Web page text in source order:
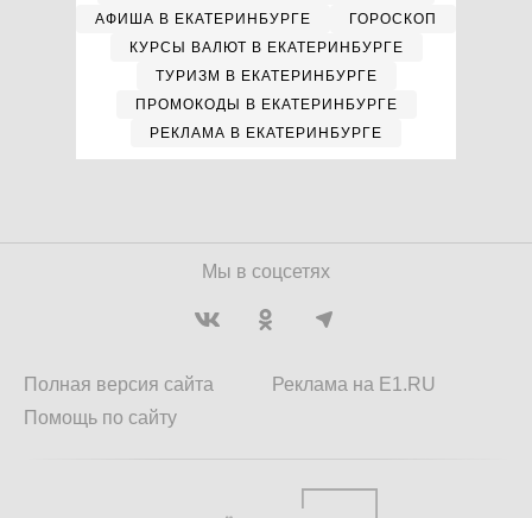
АФИША В ЕКАТЕРИНБУРГЕ
ГОРОСКОП
КУРСЫ ВАЛЮТ В ЕКАТЕРИНБУРГЕ
ТУРИЗМ В ЕКАТЕРИНБУРГЕ
ПРОМОКОДЫ В ЕКАТЕРИНБУРГЕ
РЕКЛАМА В ЕКАТЕРИНБУРГЕ
Мы в соцсетях
Полная версия сайта
Помощь по сайту
Реклама на E1.RU